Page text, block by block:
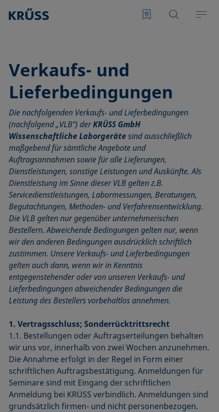
Verkaufs- und
Lieferbedingungen
Die nachfolgenden Verkaufs- und Lieferbedingungen
(nachfolgend „VLB“) derKRÜSS GmbH
Wissenschaftliche Laborgerätesind ausschließlich
maßgebend für sämtliche Angebote und
Auftragsannahmen sowie für alle Lieferungen,
Dienstleistungen, sonstige Leistungen und Auskünfte. Als
Dienstleistung im Sinne dieser VLB gelten z.B.
Servicedienstleistungen, Labormessungen, Beratungen,
Begutachtungen, Methoden- und Verfahrensentwicklung.
Die VLB gelten nur gegenüber unternehmerischen
Bestellern. Abweichende Bedingungen gelten nur, wenn
wir den anderen Bedingungen ausdrücklich schriftlich
zustimmen. Unsere Verkaufs- und Lieferbedingungen
gelten auch dann, wenn wir in Kenntnis
entgegenstehender oder von unseren Verkaufs- und
Lieferbedingungen abweichender Bedingungen die
Leistung des Bestellers vorbehaltlos annehmen.
1. Vertragsschluss; Sonderrücktrittsrecht
1.1. Bestellungen oder Auftragserteilungen behalten
wir uns vor, innerhalb von zwei Wochen anzunehmen.
Die Annahme erfolgt in der Regel in Form einer
schriftlichen Auftragsbestätigung. Anmeldungen für
Seminare sind mit Eingang der schriftlichen
Anmeldung bei KRÜSS verbindlich. Anmeldungen sind
grundsätzlich firmen- und nicht personenbezogen.